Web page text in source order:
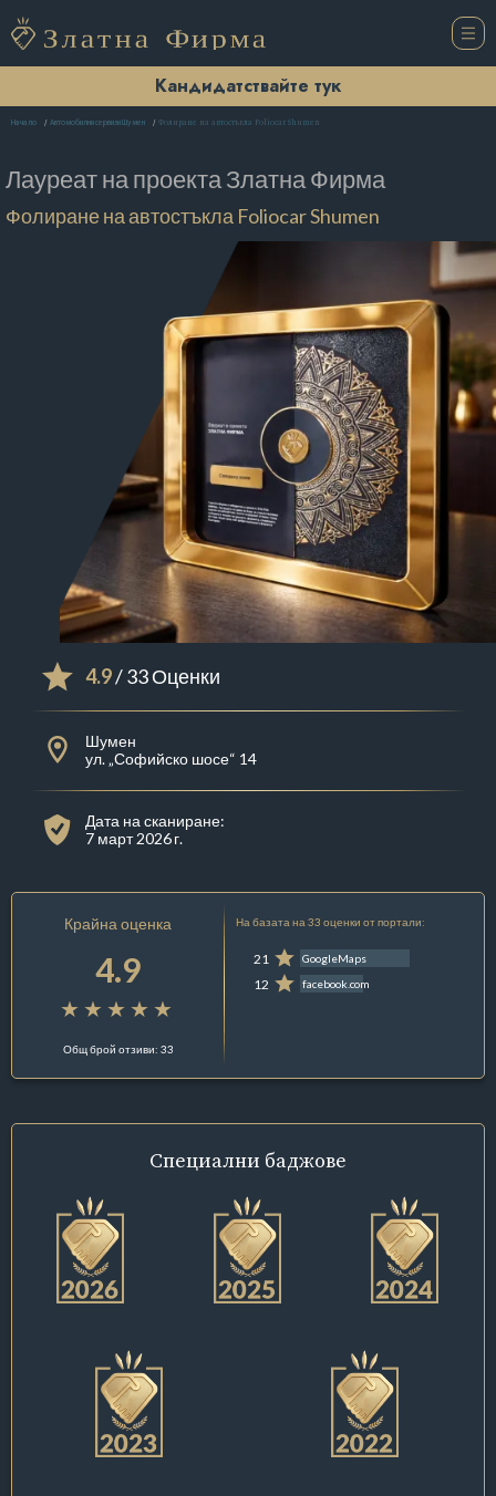
Кандидатствайте тук
Начало Автомобилни сервизи Шумен Фолиране на автостъкла Foliocar Shumen
Лауреат на проектаЗлатна Фирма
Фолиране на автостъкла Foliocar Shumen
4.9/ 33 Оценки
Шумен
ул. „Софийско шосе“ 14
Дата на сканиране:
7 март 2026 г.
Крайна оценка
4.9
Общ брой отзиви: 33
На базата на 33 оценки от портали:
21 GoogleMaps
12 facebook.com
Специални баджове